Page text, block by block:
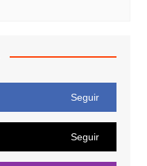
Seguir
Seguir